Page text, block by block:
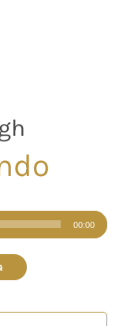
00:00